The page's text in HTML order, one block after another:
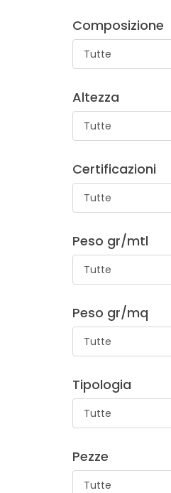
Composizione
Tutte
Altezza
Tutte
Certificazioni
Tutte
Peso gr/mtl
Tutte
Peso gr/mq
Tutte
Tipologia
Tutte
Pezze
Tutte